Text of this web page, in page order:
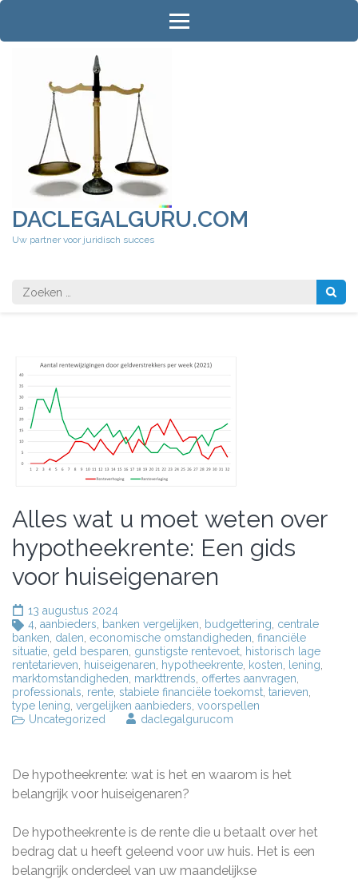
Ga
inhoud
DACLEGALGURU.COM
Uw partner voor juridisch succes
Zoeken
naar:
Alles wat u moet weten over
hypotheekrente: Een gids
voor huiseigenaren
13 augustus 2024
4 aanbieders banken vergelijken budgettering centrale
banken dalen economische omstandigheden financiële
situatie geld besparen gunstigste rentevoet historisch lage
rentetarieven
huiseigenaren hypotheekrente kosten lening
marktomstandigheden markttrends offertes aanvragen
professionals rente stabiele financiële toekomst tarieven
type lening vergelijken aanbieders voorspellen
Uncategorized
daclegalgurucom
De hypotheekrente: wat is het en waarom is het
belangrijk voor huiseigenaren?
De hypotheekrente is de rente die u betaalt over het
bedrag dat u heeft geleend voor uw huis. Het is een
belangrijk onderdeel van uw maandelijkse